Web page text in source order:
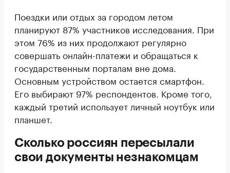
Поездки или отдых за городом летом
планируют 87% участников исследования. При
этом 76% из них продолжают регулярно
совершать онлайн-платежи и обращаться к
государственным порталам вне дома.
Основным устройством остается смартфон.
Его выбирают 97% респондентов. Кроме того,
каждый третий использует личный ноутбук или
планшет.
Сколько россиян пересылали
свои документы незнакомцам